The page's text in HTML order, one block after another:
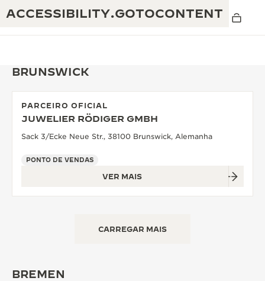
ACCESSIBILITY.GOTOCONTENT
GARANTIA JAEGER-LECOULTRE
THE GOLDEN RATIO MUSICAL SHOW
O REVERSO 1931 CAFÉ
THE DREAM SHAPER
EXCELÊNCIA: MAIS DE 190 ANOS
DOMÍNIO: 108 OFÍCIOS
BRUNSWICK
PARCEIRO OFICIAL
JUWELIER RÖDIGER GMBH
Sack 3/Ecke Neue Str., 38100 Brunswick, Alemanha
PONTO DE VENDAS
VER MAIS
CARREGAR MAIS
BREMEN